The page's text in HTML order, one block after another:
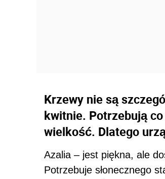
Krzewy nie są
kwitnie. Potrzebują
wielkość. Dlatego
Azalia – jest piękna, ale
Potrzebuje słonecznego